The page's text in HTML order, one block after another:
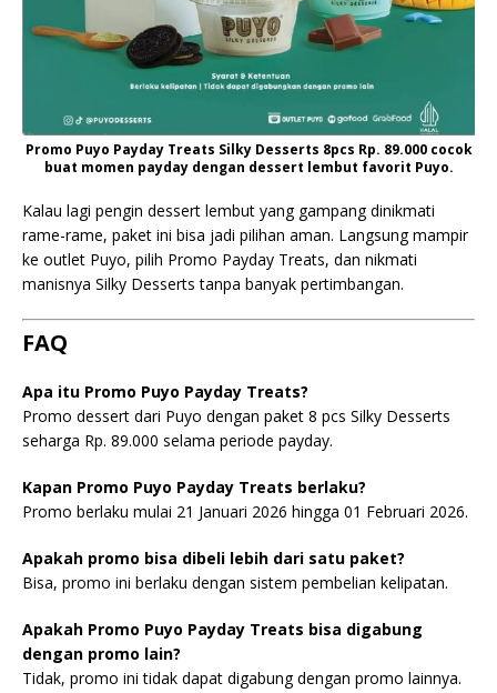
Promo Puyo Payday Treats Silky Desserts 8pcs Rp. 89.000 cocok
buat momen payday dengan dessert lembut favorit Puyo.
Kalau lagi pengin dessert lembut yang gampang dinikmati
rame-rame, paket ini bisa jadi pilihan aman. Langsung mampir
ke outlet Puyo, pilih Promo Payday Treats, dan nikmati
manisnya Silky Desserts tanpa banyak pertimbangan.
FAQ
Apa itu Promo Puyo Payday Treats?
Promo dessert dari Puyo dengan paket 8 pcs Silky Desserts
seharga Rp. 89.000 selama periode payday.
Kapan Promo Puyo Payday Treats berlaku?
Promo berlaku mulai 21 Januari 2026 hingga 01 Februari 2026.
Apakah promo bisa dibeli lebih dari satu paket?
Bisa, promo ini berlaku dengan sistem pembelian kelipatan.
Apakah Promo Puyo Payday Treats bisa digabung
dengan promo lain?
Tidak, promo ini tidak dapat digabung dengan promo lainnya.